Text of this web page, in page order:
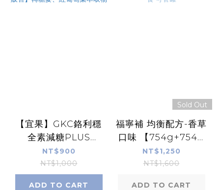
【宜果】GKC鉻利穩
全素減糖PLUS
800g/罐【康富久久
獨家販售】轉糖麥、紅
葡萄葉萃取物
NT$900
NT$1,000
ADD TO CART
Sold Out
福寧補 均衡配方-香草
口味 【754g+754g
禮盒組】 奶素可食 可
管罐
NT$1,250
NT$1,600
ADD TO CART